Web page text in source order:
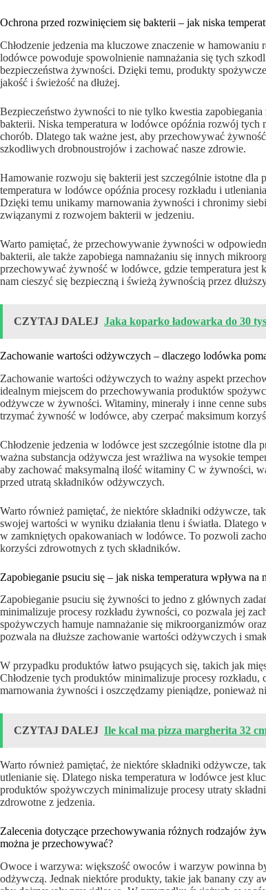
Ochrona przed rozwinięciem się bakterii – jak niska
Chłodzenie jedzenia ma kluczowe znaczenie w
lodówce powoduje spowolnienie namnażania się tych
bezpieczeństwa żywności. Dzięki temu, produkty
jakość i świeżość na dłużej.
Bezpieczeństwo żywności to nie tylko kwestia
bakterii. Niska temperatura w lodówce opóźnia rozwój
chorób. Dlatego tak ważne jest, aby przechowywać
szkodliwych drobnoustrojów i zachować nasze zdrowie.
Hamowanie rozwoju się bakterii jest szczególnie istotne dla
temperatura w lodówce opóźnia procesy rozkładu i
Dzięki temu unikamy marnowania żywności i chronimy
związanymi z rozwojem bakterii w jedzeniu.
Warto pamiętać, że przechowywanie żywności w
bakterii, ale także zapobiega namnażaniu się innych
przechowywać żywność w lodówce, gdzie temperatura
nam cieszyć się bezpieczną i świeżą żywnością przez
CZYTAJ DALEJ Jaka koparko ładowarka do 30 tys
Zachowanie wartości odżywczych – dlaczego lodówka
Zachowanie wartości odżywczych to ważny aspekt
idealnym miejscem do przechowywania produktów
odżywcze w żywności. Witaminy, minerały i inne cenne
trzymać żywność w lodówce, aby czerpać maksimum
Chłodzenie jedzenia w lodówce jest szczególnie istotne
ważna substancja odżywcza jest wrażliwa na wysokie
aby zachować maksymalną ilość witaminy C w żywności,
przed utratą składników odżywczych.
Warto również pamiętać, że niektóre składniki odżywcze,
swojej wartości w wyniku działania tlenu i światła. Dlatego
w zamkniętych opakowaniach w lodówce. To pozwoli
korzyści zdrowotnych z tych składników.
Zapobieganie psuciu się – jak niska temperatura wpływa
Zapobieganie psuciu się żywności to jedno z głównych
minimalizuje procesy rozkładu żywności, co pozwala jej
spożywczych hamuje namnażanie się mikroorganizmów
pozwala na dłuższe zachowanie wartości odżywczych i
W przypadku produktów łatwo psujących się, takich jak
Chłodzenie tych produktów minimalizuje procesy
marnowania żywności i oszczędzamy pieniądze, ponieważ
CZYTAJ DALEJ Ile kcal ma pizza margherita 32
Warto również pamiętać, że niektóre składniki odżywcze,
utlenianie się. Dlatego niska temperatura w lodówce jest
produktów spożywczych minimalizuje procesy utraty
zdrowotne z jedzenia.
Zalecenia dotyczące przechowywania różnych rodzajów
można je przechowywać?
Owoce i warzywa: większość owoców i warzyw powinna
odżywczą. Jednak niektóre produkty, takie jak banany czy